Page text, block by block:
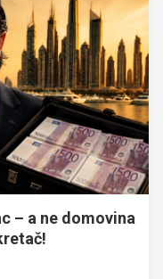
– a ne domovina